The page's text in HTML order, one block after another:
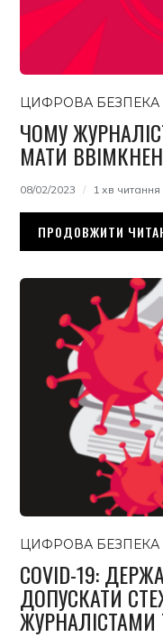
ЦИФРОВА БЕЗПЕКА
ЧОМУ
МАТИ
08/02/2023 1 хв читання
ПРОДОВЖИТИ
ЦИФРОВА БЕЗПЕКА
COVID-19:
ДОПУСКАТИ